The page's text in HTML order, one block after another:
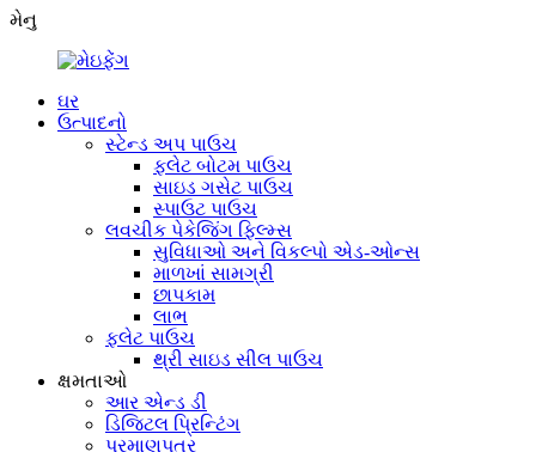
મેનુ
ઘર
ઉત્પાદનો
સ્ટેન્ડ અપ પાઉચ
ફ્લેટ બોટમ પાઉચ
સાઇડ ગસેટ પાઉચ
સ્પાઉટ પાઉચ
લવચીક પેકેજિંગ ફિલ્મ્સ
સુવિધાઓ અને વિકલ્પો એડ-ઓન્સ
માળખાં સામગ્રી
છાપકામ
લાભ
ફ્લેટ પાઉચ
થ્રી સાઇડ સીલ પાઉચ
ક્ષમતાઓ
આર એન્ડ ડી
ડિજિટલ પ્રિન્ટિંગ
પ્રમાણપત્ર